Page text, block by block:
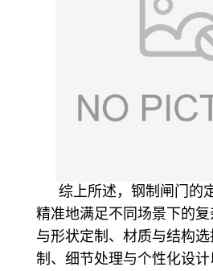
综上所述，钢制闸门的
精准地满足不同场景下的
与形状定制、材质与结构
制、细节处理与个性化设